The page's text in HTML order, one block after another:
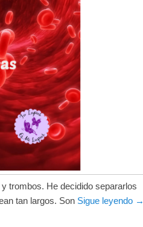
trombos. He decidido separarlos
tan largos. Son Sigue leyendo →